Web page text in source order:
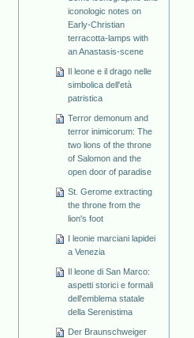
iconologic notes on
Early-Christian
terracotta-lamps with
an Anastasis-scene
Il leone e il drago nelle
simbolica dell'età
patristica
Terror demonum and
terror inimicorum: The
two lions of the throne
of Salomon and the
open door of paradise
St. Gerome extracting
the throne from the
lion's foot
I leonie marciani lapidei
a Venezia
Il leone di San Marco:
aspetti storici e formali
dell'emblema statale
della Serenistima
Der Braunschweiger